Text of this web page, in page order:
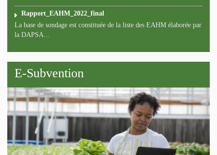
Rapport_EAHM_2022_final
La base de sondage est constituée de la liste des EAHM élaborée par
la DAPSA...
E-Subvention